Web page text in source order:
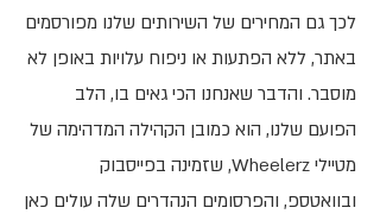
לכך גם המחירים של השירותים שלנו מפורסמים
באתר, ללא הפתעות או ניפוח עלויות באופן לא
מוסבר. ​והדבר שאנחנו הכי גאים בו, הלב
הפועם שלנו, הוא כמובן הקהילה המדהימה של
מטיילי Wheelerz, שזמינה בפייסבוק
ובוואטספ, והפרסומים הנהדרים שלה עולים כאן